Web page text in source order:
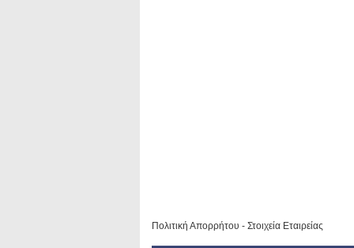
Πολιτική Απορρήτου - Στοιχεία Εταιρείας